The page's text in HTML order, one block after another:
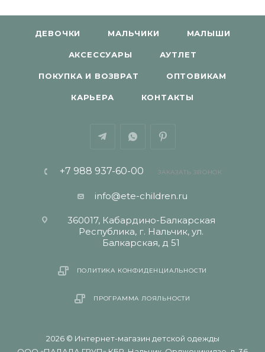
ДЕВОЧКИ МАЛЬЧИКИ МАЛЫШИ
АКСЕССУАРЫ АУТЛЕТ
ПОКУПКА И ВОЗВРАТ ОПТОВИКАМ
КАРЬЕРА КОНТАКТЫ
+7 988 937-60-00 ЗАКАЗАТЬ ЗВОНОК
info@ete-children.ru
360017, Кабардино-Балкарская
Республика, г. Нальчик, ул.
Балкарская, д 51
ПОЛИТИКА КОНФИДЕНЦИАЛЬНОСТИ
ПРОГРАММА ЛОЯЛЬНОСТИ
2026 © Интернет-магазин детской одежды